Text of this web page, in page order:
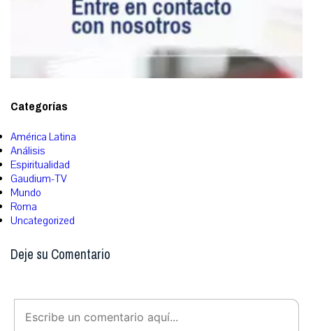
Categorías
América Latina
Análisis
Espiritualidad
Gaudium-TV
Mundo
Roma
Uncategorized
Deje su Comentario